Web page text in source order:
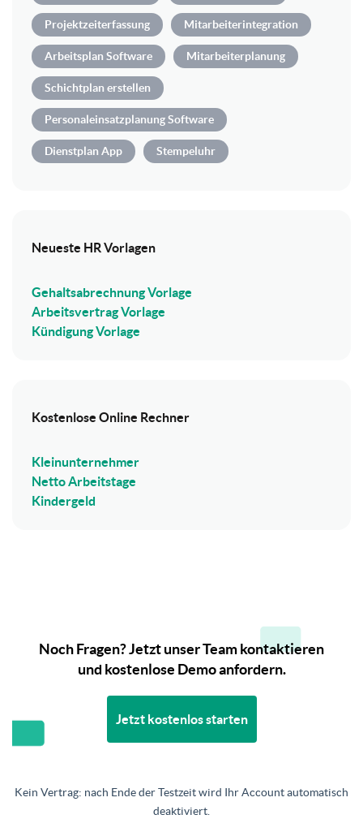
Projektzeiterfassung Mitarbeiterintegration
Arbeitsplan Software Mitarbeiterplanung
Schichtplan erstellen
Personaleinsatzplanung Software
Dienstplan App Stempeluhr
Neueste HR Vorlagen
Gehaltsabrechnung Vorlage
Arbeitsvertrag Vorlage
Kündigung Vorlage
Kostenlose Online Rechner
Kleinunternehmer
Netto Arbeitstage
Kindergeld
Noch Fragen? Jetzt unser Team kontaktieren
und kostenlose Demo anfordern.
Jetzt kostenlos starten
Kein Vertrag: nach Ende der Testzeit wird Ihr Account automatisch
deaktiviert.